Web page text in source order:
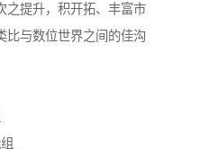
之提升，积开拓、丰富市
比与数位世界之间的佳沟